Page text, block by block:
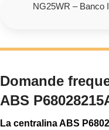
NG25WR – Banco
Domande
ABS
La centralina ABS